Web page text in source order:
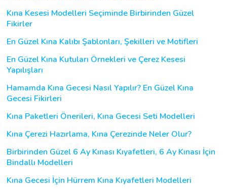
Kına Kesesi Modelleri Seçiminde Birbirinden Güzel
Fikirler
En Güzel Kına Kalıbı Şablonları, Şekilleri ve Motifleri
En Güzel Kına Kutuları Örnekleri ve Çerez Kesesi
Yapılışları
Hamamda Kına Gecesi Nasıl Yapılır? En Güzel Kına
Gecesi Fikirleri
Kına Paketleri Önerileri, Kına Gecesi Seti Modelleri
Kına Çerezi Hazırlama, Kına Çerezinde Neler Olur?
Birbirinden Güzel 6 Ay Kınası Kıyafetleri, 6 Ay Kınası İçin
Bindallı Modelleri
Kına Gecesi İçin Hürrem Kına Kıyafetleri Modelleri